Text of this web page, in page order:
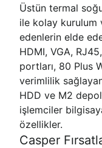
Üstün termal
ile kolay kurulum
edenlerin elde
HDMI, VGA,
portları, 80 Plus
verimlilik sağlayan
HDD ve M2
işlemciler
özellikler.
Casper